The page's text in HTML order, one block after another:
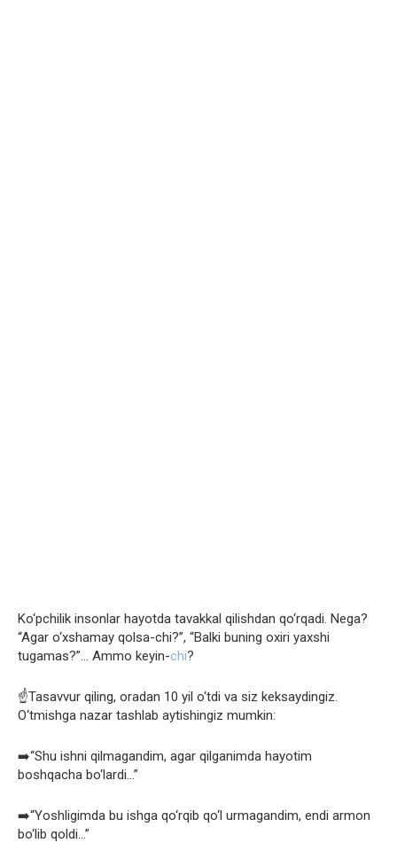
Ko‘pchilik insonlar hayotda tavakkal qilishdan qo‘rqadi. Nega?
“Agar o‘xshamay qolsa-chi?”, “Balki buning oxiri yaxshi
tugamas?”… Ammo keyin-chi?
☝️Tasavvur qiling, oradan 10 yil o‘tdi va siz keksaydingiz.
O‘tmishga nazar tashlab aytishingiz mumkin:
➡️“Shu ishni qilmagandim, agar qilganimda hayotim
boshqacha bo‘lardi…”
➡️“Yoshligimda bu ishga qo‘rqib qo‘l urmagandim, endi armon
bo‘lib qoldi…”